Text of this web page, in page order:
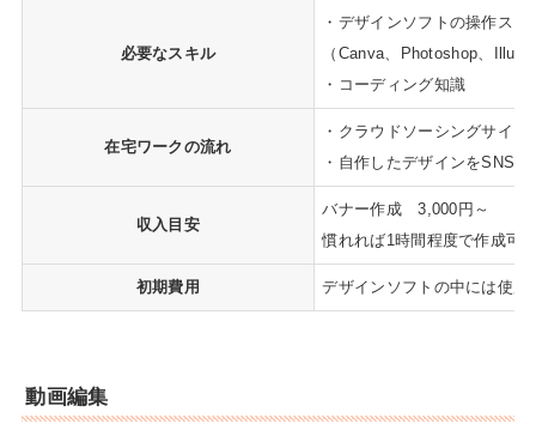
必要なスキル
・デザインソフトの操作スキ
（Canva、Photoshop、
・コーディング知識
在宅ワークの流れ
・クラウドソーシングサイ
・自作したデザインをSNS
収入目安
バナー作成 3,000円～
慣れれば1時間程度で作成可
初期費用 デザインソフトの中には使用
動画編集